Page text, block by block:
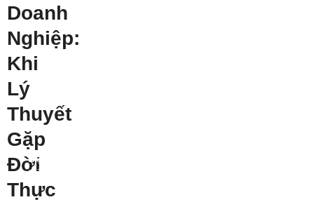
Doanh
Nghiệp:
Khi
Lý
Thuyết
Gặp
Đời
Thực
Bệ phóng vững chắc cho tương lai thành công của
tài năng trẻ.